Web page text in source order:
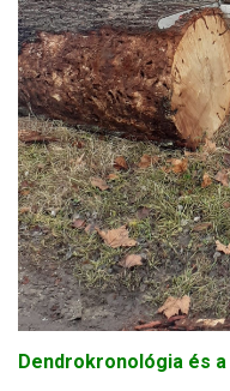
Dendrokronológia és